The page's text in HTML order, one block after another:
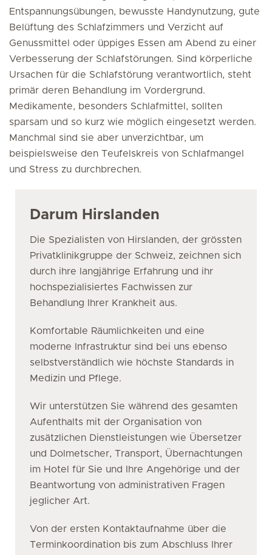
Entspannungsübungen, bewusste Handynutzung, gute
Belüftung des Schlafzimmers und Verzicht auf
Genussmittel oder üppiges Essen am Abend zu einer
Verbesserung der Schlafstörungen. Sind körperliche
Ursachen für die Schlafstörung verantwortlich, steht
primär deren Behandlung im Vordergrund.
Medikamente, besonders Schlafmittel, sollten
sparsam und so kurz wie möglich eingesetzt werden.
Manchmal sind sie aber unverzichtbar, um
beispielsweise den Teufelskreis von Schlafmangel
und Stress zu durchbrechen.
Darum Hirslanden
Die Spezialisten von Hirslanden, der grössten
Privatklinikgruppe der Schweiz, zeichnen sich
durch ihre langjährige Erfahrung und ihr
hochspezialisiertes Fachwissen zur
Behandlung Ihrer Krankheit aus.
Komfortable Räumlichkeiten und eine
moderne Infrastruktur sind bei uns ebenso
selbstverständlich wie höchste Standards in
Medizin und Pflege.
Wir unterstützen Sie während des gesamten
Aufenthalts mit der Organisation von
zusätzlichen Dienstleistungen wie Übersetzer
und Dolmetscher, Transport, Übernachtungen
im Hotel für Sie und Ihre Angehörige und der
Beantwortung von administrativen Fragen
jeglicher Art.
Von der ersten Kontaktaufnahme über die
Terminkoordination bis zum Abschluss Ihrer